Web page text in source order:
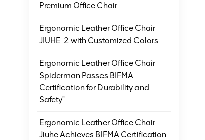
Premium Office Chair
Ergonomic Leather Office Chair
JIUHE-2 with Customized Colors
Ergonomic Leather Office Chair
Spiderman Passes BIFMA
Certification for Durability and
Safety"
Ergonomic Leather Office Chair
Jiuhe Achieves BIFMA Certification